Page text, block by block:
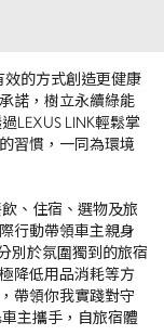
效的方式創造更健康
諾，樹立永續綠能
LEXUS LINK輕鬆掌
習慣，一同為環境
飲、住宿、選物及旅
行動帶領車主親身
別於氛圍獨到的旅宿
降低用品消耗等方
帶領你我實踐對守
主攜手，自旅宿體